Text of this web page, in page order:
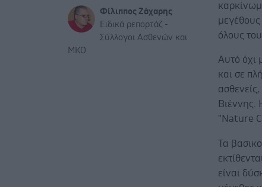
Φίλιππος Ζάχαρης
Ειδικά ρεπορτάζ -
Σύλλογοι Ασθενών και
ΜΚΟ
όλους
Αυτό όχι
και σε
Βιέννης.
"Nature
Τα
είναι